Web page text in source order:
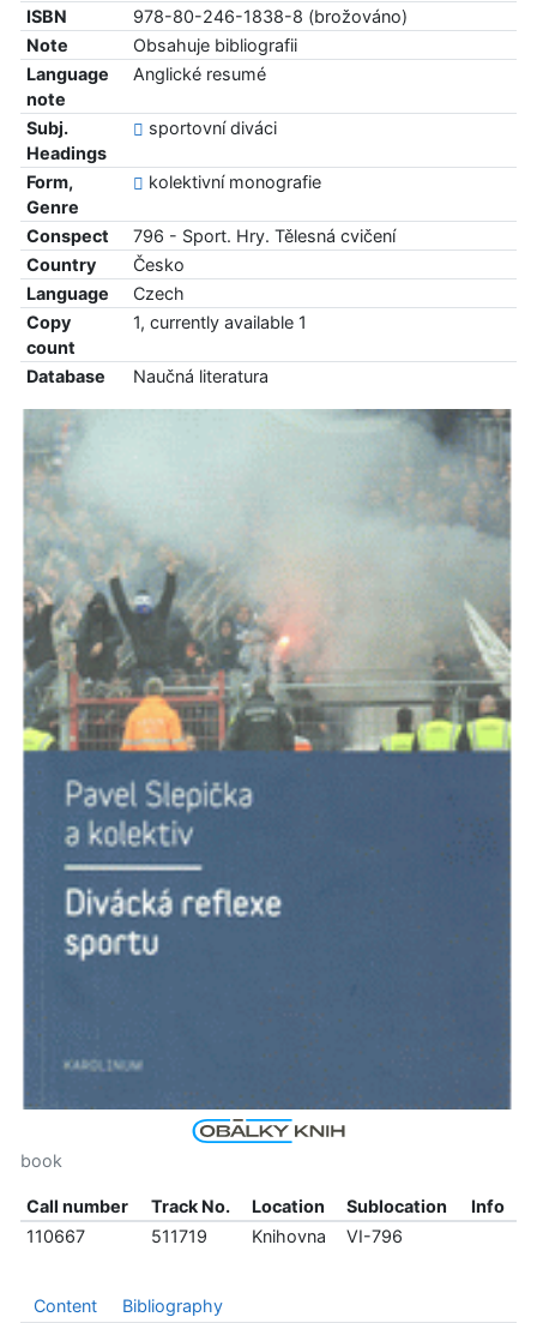
ISBN
978-80-246-1838-8 (brožováno)
Note
Obsahuje bibliografii
Language
note
Anglické resumé
Subj.
Headings
sportovní diváci
Form,
Genre
kolektivní monografie
Conspect
796 - Sport. Hry. Tělesná cvičení
Country
Česko
Language
Czech
Copy
count
1, currently available 1
Database Naučná literatura
book
Call number Track No. Location Sublocation
Info
110667
511719 Knihovna VI-796
Content Bibliography